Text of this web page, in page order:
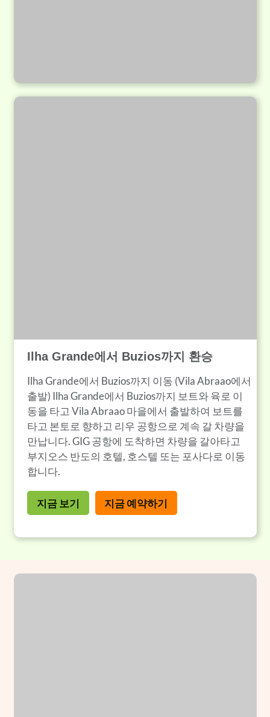
Ilha Grande에서 Buzios까지 환승
Ilha Grande에서 Buzios까지 이동 (Vila Abraao에서
출발) Ilha Grande에서 Buzios까지 보트와 육로 이
동을 타고 Vila Abraao 마을에서 출발하여 보트를
타고 본토로 향하고 리우 공항으로 계속 갈 차량을
만납니다. GIG 공항에 도착하면 차량을 갈아타고
부지오스 반도의 호텔, 호스텔 또는 포사다로 이동
합니다.
지금 보기 지금 예약하기